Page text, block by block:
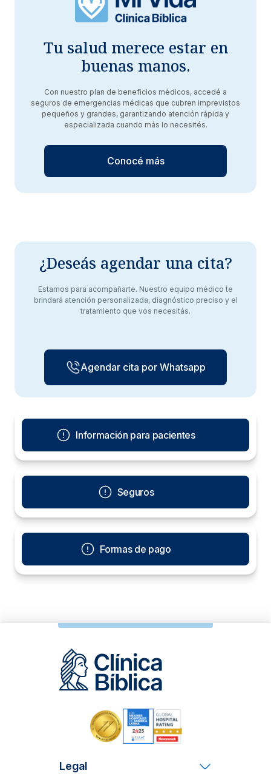
Tu salud merece estar en
buenas manos.
Con nuestro plan de beneficios médicos, accedé a
seguros de emergencias médicas que cubren imprevistos
pequeños y grandes, garantizando atención rápida y
especializada cuando más lo necesités.
Conocé más
¿Deseás agendar una cita?
Estamos para acompañarte. Nuestro equipo médico te
brindará atención personalizada, diagnóstico preciso y el
tratamiento que vos necesitás.
Agendar cita por Whatsapp
Información para pacientes
Seguros
Formas de pago
Legal